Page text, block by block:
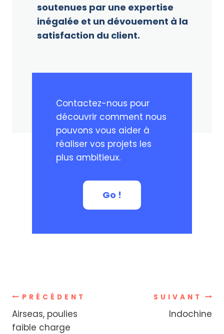
soutenues par une expertise
inégalée et un dévouement à la
satisfaction du client.
Contactez-nous pour
découvrir comment nous
pouvons vous aider à
réaliser vos projets les
plus ambitieux.
Go !
Navigation
de
PRÉCÉDENT
Airseas, poulies
faible charge
SUIVANT
Indochine